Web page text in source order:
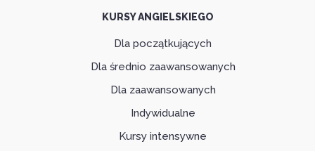
KURSY ANGIELSKIEGO
Dla początkujących
Dla średnio zaawansowanych
Dla zaawansowanych
Indywidualne
Kursy intensywne